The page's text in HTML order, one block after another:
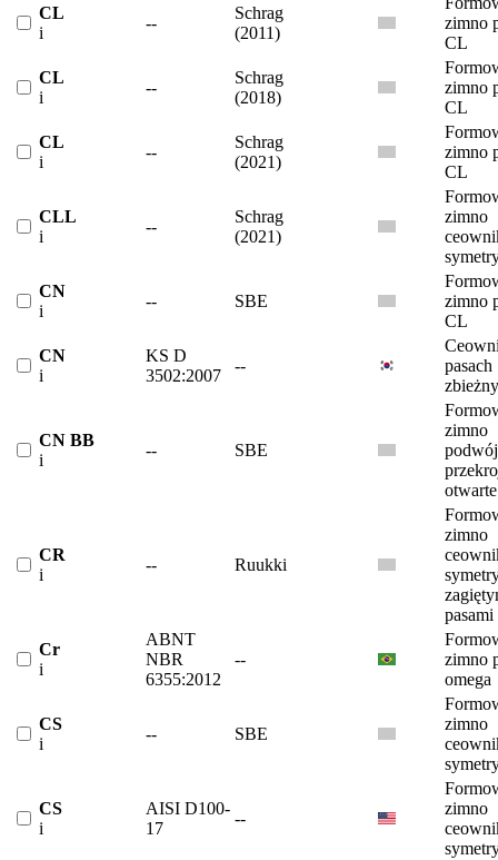
CL
i
--
Schrag
(2011)
zimno
CL
CL
i
--
Schrag
(2018)
zimno
CL
CL
i
--
Schrag
(2021)
zimno
CL
CLL
i
--
Schrag
(2021)
zimno
CN
i
-- SBE
zimno
CL
CN
i
KS D
3502:2007
--
pasach
CN BB
i
-- SBE
zimno
otwarte
CR
i
-- Ruukki
zimno
pasami
Cr
i
ABNT
NBR
6355:2012
--
zimno
omega
CS
i
-- SBE
zimno
CS
i
AISI D100-
17
--
zimno